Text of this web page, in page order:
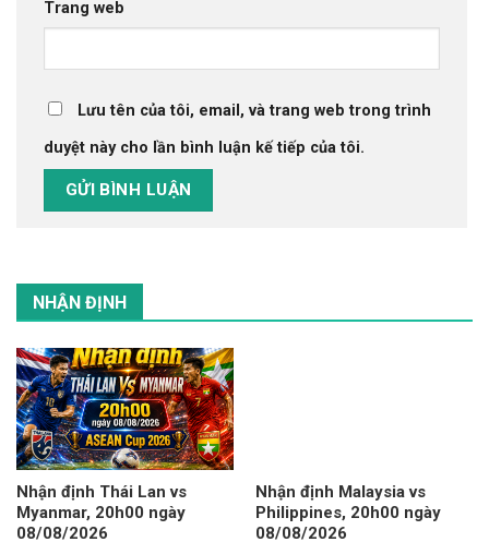
Trang web
Lưu tên của tôi, email, và trang web trong trình
duyệt này cho lần bình luận kế tiếp của tôi.
NHẬN ĐỊNH
Nhận định Thái Lan vs
Myanmar, 20h00 ngày
08/08/2026
Nhận định Malaysia vs
Philippines, 20h00 ngày
08/08/2026